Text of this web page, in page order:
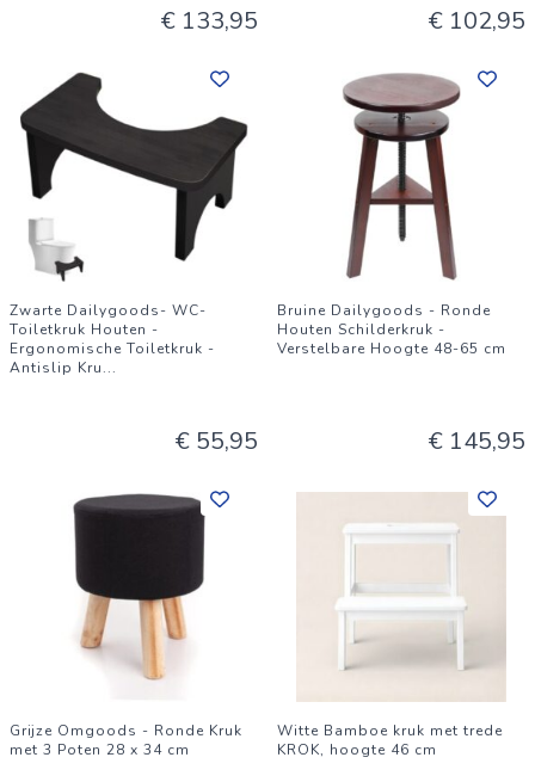
€ 133,95 € 102,95
Zwarte Dailygoods- WC-
Toiletkruk Houten -
Ergonomische Toiletkruk -
Antislip Kru...
€ 55,95
Bruine Dailygoods - Ronde
Houten Schilderkruk -
Verstelbare Hoogte 48-65 cm
€ 145,95
Grijze Omgoods - Ronde Kruk
met 3 Poten 28 x 34 cm
Witte Bamboe kruk met trede
KROK, hoogte 46 cm